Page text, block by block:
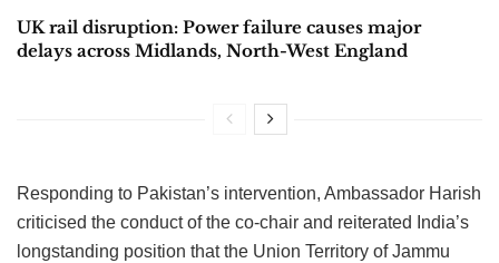
UK rail disruption: Power failure causes major
delays across Midlands, North-West England
Responding to Pakistan’s intervention, Ambassador Harish
criticised the conduct of the co-chair and reiterated India’s
longstanding position that the Union Territory of Jammu